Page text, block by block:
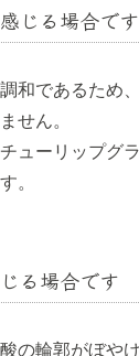
じる場合です
和であるため
せん。
ューリップグ
。
る場合です
の輪郭がぼや